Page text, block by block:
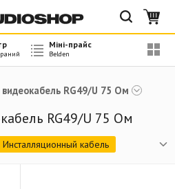
RG49/U 75 Ом
RG49/U 75 Ом
Инсталляционный кабель
Міні-прайс